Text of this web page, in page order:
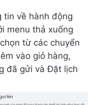
tin về hành động
menu thả xuống
từ các chuyển
vào giỏ hàng,
đã gửi và Đặt lịch